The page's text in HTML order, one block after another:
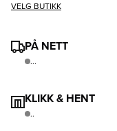
VELG BUTIKK
PÅ NETT
...
KLIKK & HENT
..